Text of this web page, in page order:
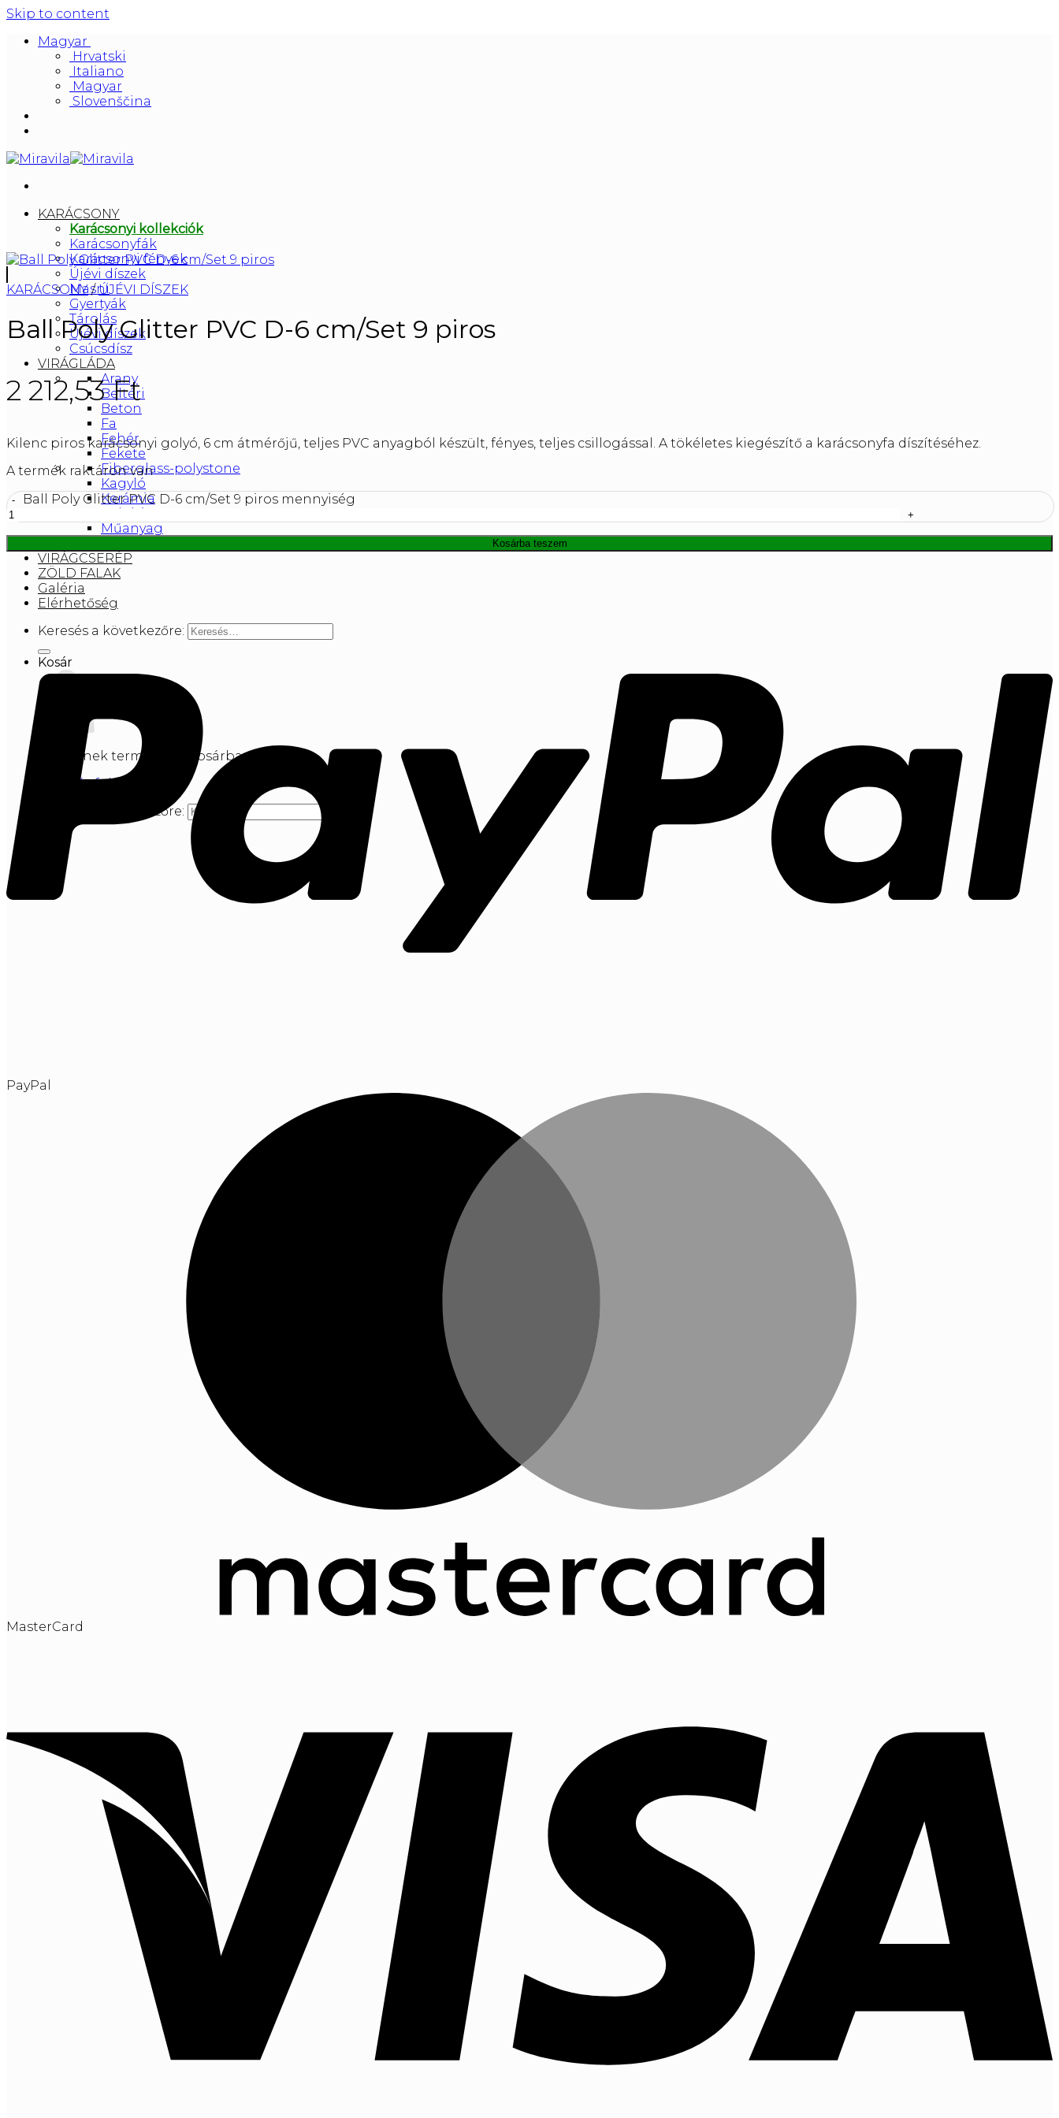
Skip to content
Magyar
Hrvatski
Italiano
Magyar
Slovenščina
KARÁCSONY
Karácsonyi kollekciók
Karácsonyfák
Karácsonyi fények
Újévi díszek
Masni
Gyertyák
Tárolás
Újévi díszek
Csúcsdísz
VIRÁGLÁDA
Arany
Beltéri
Beton
Fa
Fehér
Fekete
Fiberglass-polystone
Kagyló
Kerámia
Kültéri
Műanyag
VIRÁGCSERÉP
ZÖLD FALAK
Galéria
Elérhetőség
Keresés a következőre:
Kosár
Nincsenek termékek a kosárban.
Vásárlás folytatása
Keresés a következőre:
KARÁCSONY / ÚJÉVI DÍSZEK
Ball Poly Glitter PVC D-6 cm/Set 9 piros
2 212,53Ft
Kilenc piros karácsonyi golyó, 6 cm átmérőjű, teljes PVC anyagból készült, fényes, teljes csillogással. A tökéletes kiegészítő a karácsonyfa díszítéséhez.
A termék raktáron van
Ball Poly Glitter PVC D-6 cm/Set 9 piros mennyiség
Kosárba teszem
PayPal
MasterCard